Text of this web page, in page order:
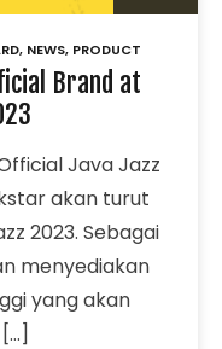
, NEWS, PRODUCT
Brand at
Java Jazz
akan turut
2023. Sebagai
menyediakan
yang akan